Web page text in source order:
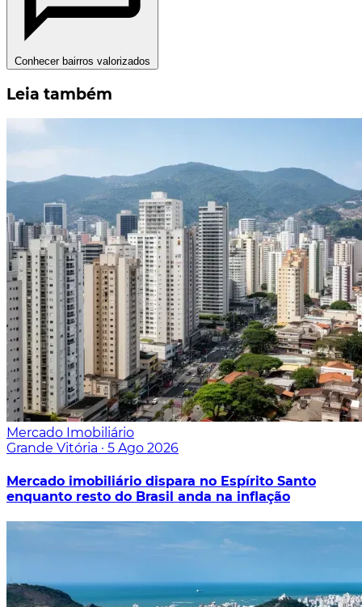
Conhecer bairros valorizados
Leia também
Mercado Imobiliário
Grande Vitória · 5 Ago 2026
Mercado imobiliário dispara no Espírito Santo
enquanto resto do Brasil anda na inflação